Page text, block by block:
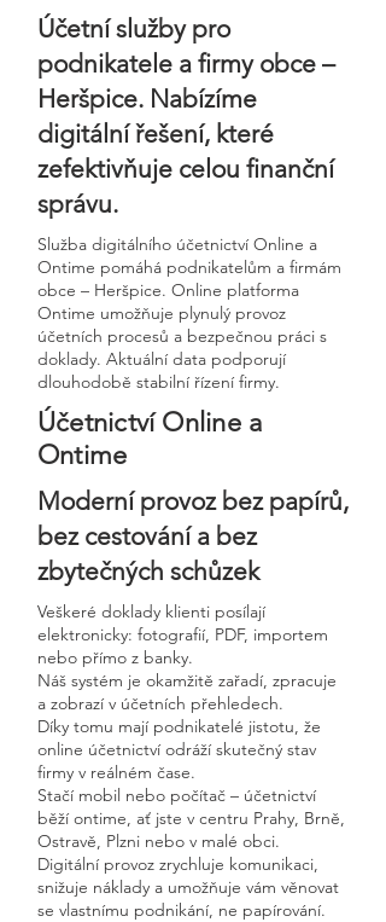
Účetní služby pro
podnikatele a firmy obce –
Heršpice. Nabízíme
digitální řešení, které
zefektivňuje celou finanční
správu.
Služba digitálního účetnictví Online a
Ontime pomáhá podnikatelům a firmám
obce – Heršpice. Online platforma
Ontime umožňuje plynulý provoz
účetních procesů a bezpečnou práci s
doklady. Aktuální data podporují
dlouhodobě stabilní řízení firmy.
Účetnictví Online a
Ontime
Moderní provoz bez papírů,
bez cestování a bez
zbytečných schůzek
Veškeré doklady klienti posílají
elektronicky: fotografií, PDF, importem
nebo přímo z banky.
Náš systém je okamžitě zařadí, zpracuje
a zobrazí v účetních přehledech.
Díky tomu mají podnikatelé jistotu, že
online účetnictví odráží skutečný stav
firmy v reálném čase.
Stačí mobil nebo počítač – účetnictví
běží ontime, ať jste v centru Prahy, Brně,
Ostravě, Plzni nebo v malé obci.
Digitální provoz zrychluje komunikaci,
snižuje náklady a umožňuje vám věnovat
se vlastnímu podnikání, ne papírování.